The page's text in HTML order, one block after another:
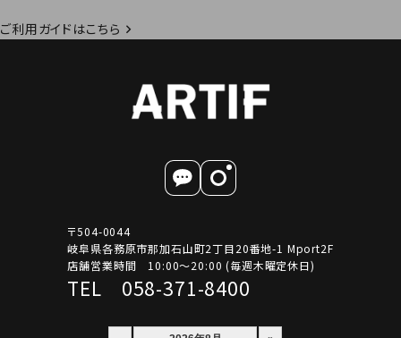
ご利用ガイドはこちら
〒504-0044
岐阜県各務原市那加石山町2丁目20番地-1 Mport2F
店舗営業時間 10:00～20:00 (毎週木曜定休日)
TEL 058-371-8400